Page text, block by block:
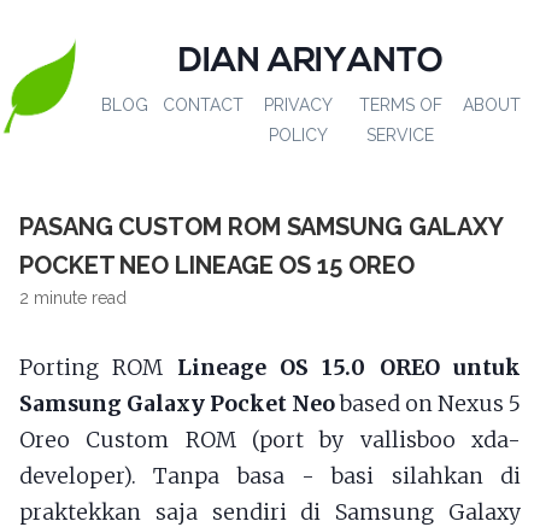
DIAN ARIYANTO
BLOG CONTACT
PRIVACY
POLICY
TERMS OF
SERVICE
ABOUT
PASANG CUSTOM ROM SAMSUNG GALAXY
POCKET NEO LINEAGE OS 15 OREO
2 minute read
Porting ROM Lineage OS 15.0 OREO untuk
Samsung Galaxy Pocket Neobased on Nexus 5
Oreo Custom ROM (port by vallisboo xda-
developer). Tanpa basa - basi silahkan di
praktekkan saja sendiri di Samsung Galaxy